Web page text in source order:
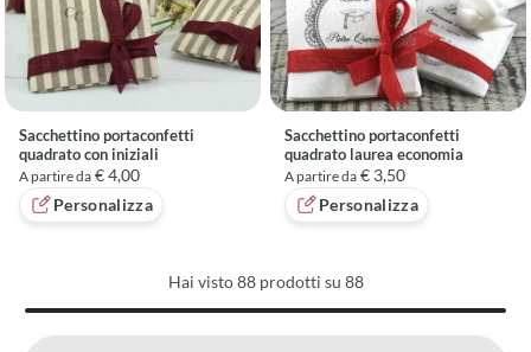
Sacchettino portaconfetti
quadrato con iniziali
A partire da € 4,00
Personalizza
Sacchettino portaconfetti
quadrato laurea economia
A partire da € 3,50
Personalizza
Hai visto88prodotti su 88